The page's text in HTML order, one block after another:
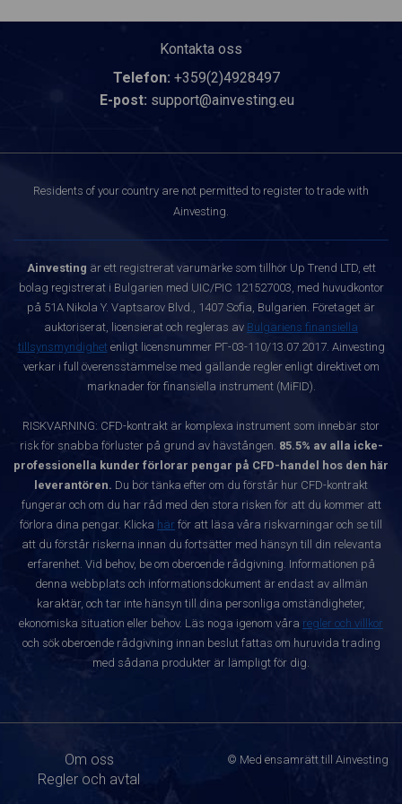
Kontakta oss
Telefon: +359(2)4928497
E-post: support@ainvesting.eu
Residents of your country are not permitted to register to trade with
Ainvesting.
Ainvesting är ett registrerat varumärke som tillhör Up Trend LTD, ett
bolag registrerat i Bulgarien med UIC/PIC 121527003, med huvudkontor
på 51A Nikola Y. Vaptsarov Blvd., 1407 Sofia, Bulgarien. Företaget är
auktoriserat, licensierat och regleras av Bulgariens finansiella
tillsynsmyndighetenligt licensnummer РГ-03-110/13.07.2017. Ainvesting
verkar i full överensstämmelse med gällande regler enligt direktivet om
marknader för finansiella instrument (MiFID).
RISKVARNING: CFD-kontrakt är komplexa instrument som innebär stor
risk för snabba förluster på grund av hävstången. 85.5% av alla icke-
professionella kunder förlorar pengar på CFD-handel hos den här
leverantören. Du bör tänka efter om du förstår hur CFD-kontrakt
fungerar och om du har råd med den stora risken för att du kommer att
förlora dina pengar. Klicka här för att läsa våra riskvarningar och se till
att du förstår riskerna innan du fortsätter med hänsyn till din relevanta
erfarenhet. Vid behov, be om oberoende rådgivning. Informationen på
denna webbplats och informationsdokument är endast av allmän
karaktär, och tar inte hänsyn till dina personliga omständigheter,
ekonomiska situation eller behov. Läs noga igenom våra regler och villkor
och sök oberoende rådgivning innan beslut fattas om huruvida trading
med sådana produkter är lämpligt för dig.
Om oss
Regler och avtal
© Med ensamrätt till Ainvesting